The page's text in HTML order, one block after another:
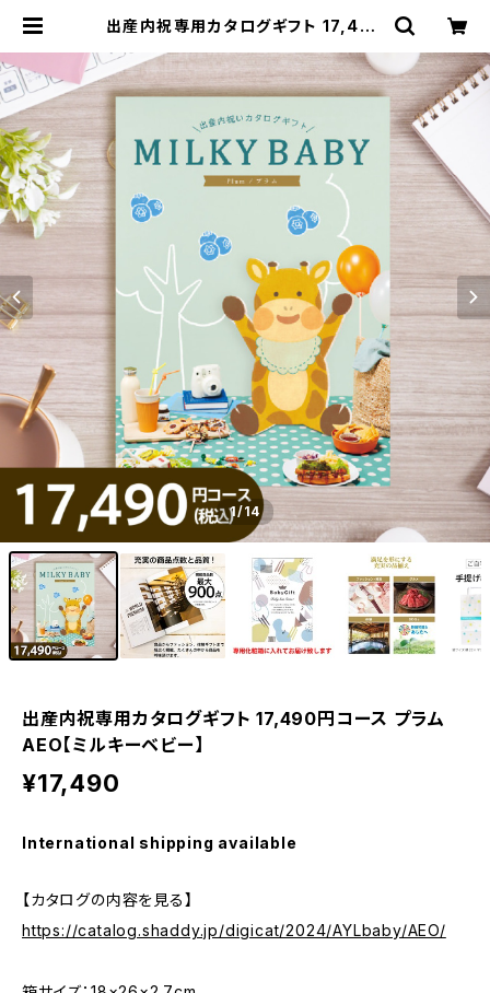
出産内祝専用カタログギフト 17,490
ー】 | 贈物広場セノヲオンラインスト
ア
1/14
出産内祝専用カタログギフト 17,490円コース プラム
AEO【ミルキーベビー】
¥17,490
International shipping available
【カタログの内容を見る】
https://catalog.shaddy.jp/digicat/2024/AYLbaby/AEO/